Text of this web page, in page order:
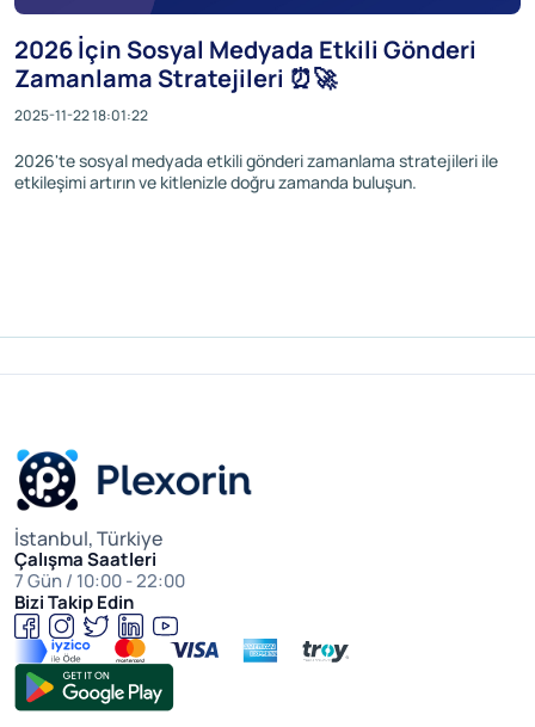
2026 İçin Sosyal Medyada Etkili Gönderi
Zamanlama Stratejileri ⏰🚀
2025-11-22 18:01:22
2026'te sosyal medyada etkili gönderi zamanlama stratejileri ile
etkileşimi artırın ve kitlenizle doğru zamanda buluşun.
İstanbul, Türkiye
Çalışma Saatleri
7 Gün / 10:00 - 22:00
Bizi Takip Edin